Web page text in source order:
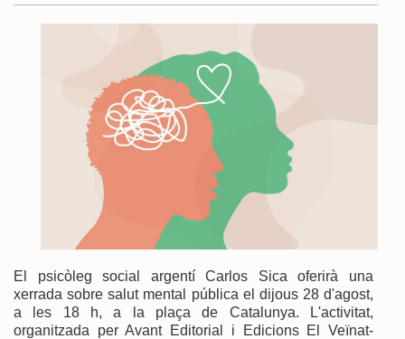
El psicòleg social argentí Carlos Sica oferirà una
xerrada sobre salut mental pública el dijous 28 d'agost,
a les 18 h, a la plaça de Catalunya. L'activitat,
organitzada per Avant Editorial i Edicions El Veïnat-